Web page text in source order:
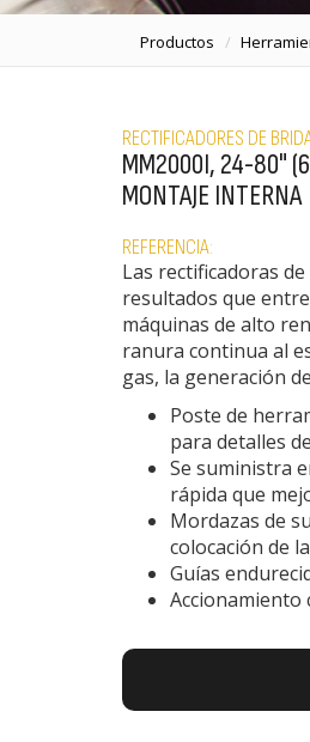
Productos
RECTIFICADORES DE
MM2000I, 24-80"
MONTAJE INTERNA
REFERENCIA:
Las rectificadoras
resultados que
máquinas de alto
ranura continua al
gas, la generación
Poste de
para detalles
Se suministra
rápida que
Mordazas de
colocación de
Guías